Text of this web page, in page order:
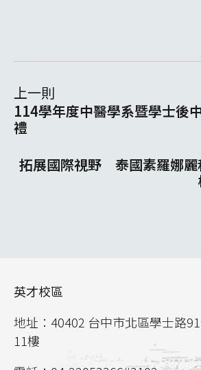
上一則
114學年度中醫學系暨學士後
禮
拓展國際視野 泰國素羅娜麗
英才校區
地址：40402 台中市北區學士路
11樓